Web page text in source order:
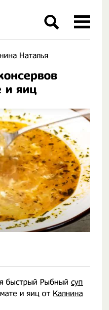
Наталья
и яиц
быстрый Рыбный суп
и яиц от Калнина